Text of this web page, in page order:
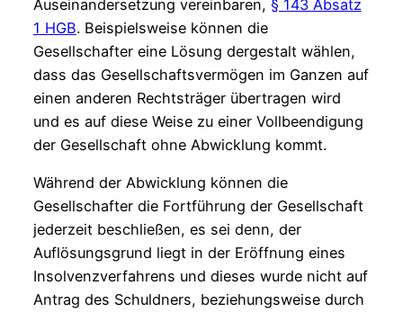
Auseinandersetzung vereinbaren, § 143 Absatz
1 HGB. Beispielsweise können die
Gesellschafter eine Lösung dergestalt wählen,
dass das Gesellschaftsvermögen im Ganzen auf
einen anderen Rechtsträger übertragen wird
und es auf diese Weise zu einer Vollbeendigung
der Gesellschaft ohne Abwicklung kommt.
Während der Abwicklung können die
Gesellschafter die Fortführung der Gesellschaft
jederzeit beschließen, es sei denn, der
Auflösungsgrund liegt in der Eröffnung eines
Insolvenzverfahrens und dieses wurde nicht auf
Antrag des Schuldners, beziehungsweise durch